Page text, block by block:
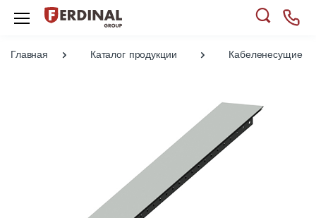
Главная Каталог продукции Кабеленесущие